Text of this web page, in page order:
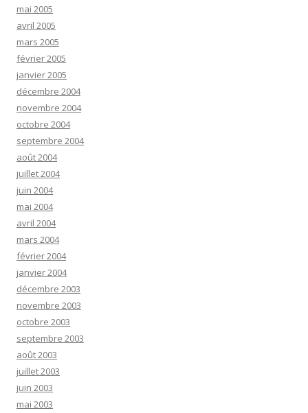
mai 2005
avril 2005
mars 2005
février 2005
janvier 2005
décembre 2004
novembre 2004
octobre 2004
septembre 2004
août 2004
juillet 2004
juin 2004
mai 2004
avril 2004
mars 2004
février 2004
janvier 2004
décembre 2003
novembre 2003
octobre 2003
septembre 2003
août 2003
juillet 2003
juin 2003
mai 2003